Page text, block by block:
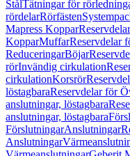
StålTätningar för
rördelarRörfästen
Mapress Koppar
KopparMuffarReservdelar
ReduceringarBöjar
rörInvändig cirkulation
cirkulationKorsrör
löstagbaraReservdelar för
anslutningar, löstagbara
anslutningar, löstagbara
FörslutningarAnslutningar
Anslutningar